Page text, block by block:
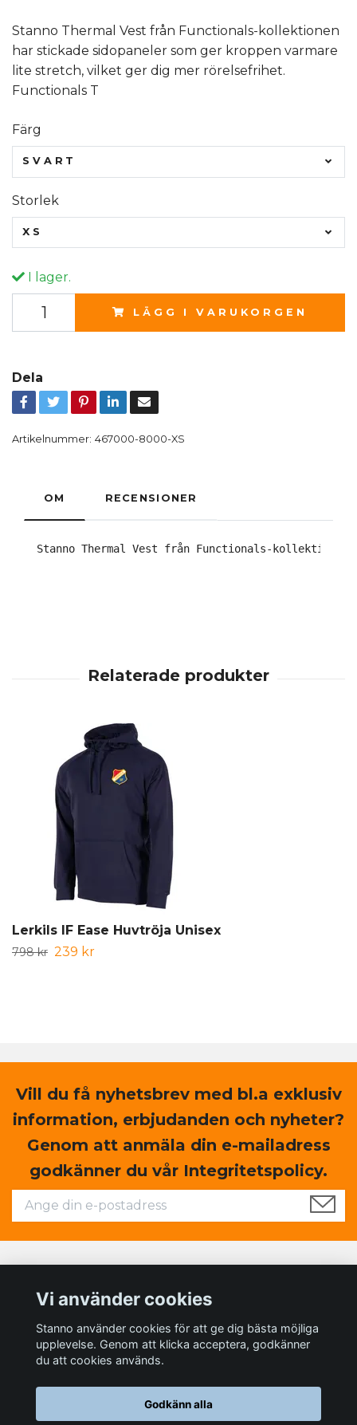
Stanno Thermal Vest från Functionals-kollektionen
har stickade sidopaneler som ger kroppen varmare
lite stretch, vilket ger dig mer rörelsefrihet.
Functionals T
Färg
SVART
Storlek
XS
I lager.
LÄGG I VARUKORGEN
Dela
Artikelnummer: 467000-8000-XS
OM RECENSIONER
Stanno Thermal Vest från Functionals-
Lerkils IF Ease Huvtröja Unisex
798 kr 239 kr
Vill du få nyhetsbrev med bl.a exklusiv
information, erbjudanden och nyheter?
Genom att anmäla din e-mailadress
godkänner du vår Integritetspolicy.
Sociala medier
Vi använder cookies
Stanno använder cookies för att ge dig bästa möjliga
upplevelse. Genom att klicka acceptera, godkänner
du att cookies används.
Godkänn alla